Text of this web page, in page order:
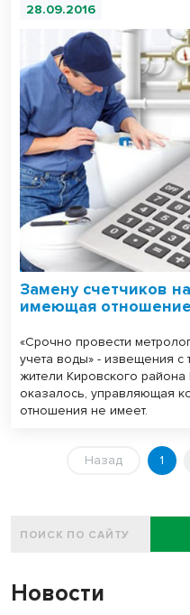
28.09.2016
Замену счетчиков
имеющая
«Срочно провести
учета воды» - извещения с
жители Кировского
оказалось, управляющая
отношения не имеет.
Назад 1
Новости